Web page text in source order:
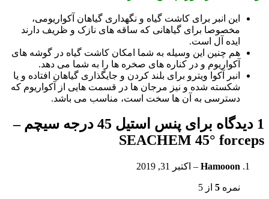
این انبر برای کاشت گیاه و نگهداری گیاهان آکواریومی،
مخصوصا برای گیاهانی که ساقه های نازک و ظریف دارند
ایده آل است.
هم چنین این وسیله به شما امکان کاشت گیاه در گوشه های
آکواریوم و در کناره های صخره ها را به شما می دهد.
انبر آکوا ویترو برای بلند کردن و جایگذاری گیاهان افتاده و یا
شکسته شده و نیز مرجان ها در قسمت هایی از آکواریوم که
دسترسی به آن ها سخت است، مناسب می باشد.
1 دیدگاه برای
پنس استیل 45 درجه سیچم –
SEACHEM 45° forceps
Hamooon
– اکتبر 31, 2019
نمره 5 از 5